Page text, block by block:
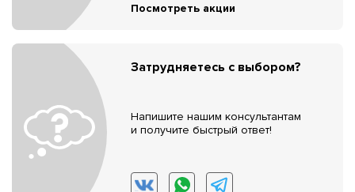
Посмотреть акции
Затрудняетесь с выбором?
Напишите нашим консультантам
и получите быстрый ответ!